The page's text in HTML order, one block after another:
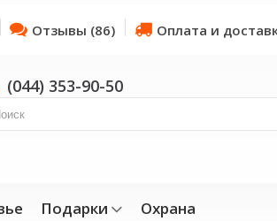
Отзывы (86) Оплата и
(044) 353-90-50
Подарки Охрана